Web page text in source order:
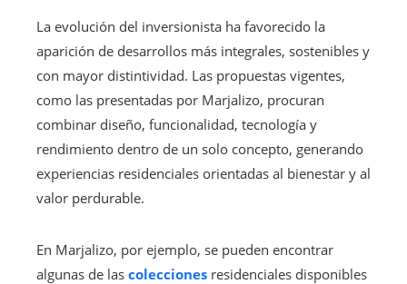
La evolución del inversionista ha favorecido la
aparición de desarrollos más integrales, sostenibles y
con mayor distintividad. Las propuestas vigentes,
como las presentadas por Marjalizo, procuran
combinar diseño, funcionalidad, tecnología y
rendimiento dentro de un solo concepto, generando
experiencias residenciales orientadas al bienestar y al
valor perdurable.
En Marjalizo, por ejemplo, se pueden encontrar
algunas de las colecciones residenciales disponibles